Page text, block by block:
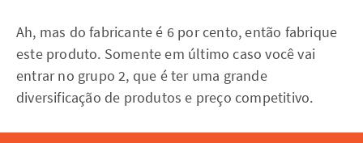
Ah, mas do fabricante é 6 por cento, então fabrique
este produto. Somente em último caso você vai
entrar no grupo 2, que é ter uma grande
diversificação de produtos e preço competitivo.